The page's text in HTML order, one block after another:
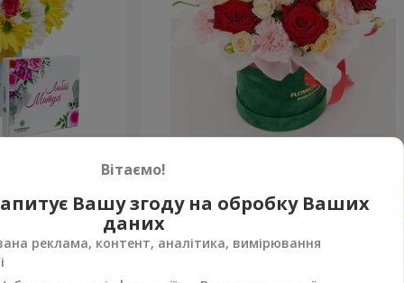
мама"
Замовити 3 545 грн Замовити
Вітаємо!
Вашу згоду на обробку Ваших
даних
реклама, контент, аналітика, вимірювання